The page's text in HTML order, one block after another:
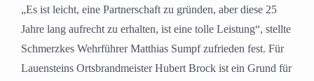
„Es ist leicht, eine Partnerschaft zu gründen, aber diese 25
Jahre lang aufrecht zu erhalten, ist eine tolle Leistung“, stellte
Schmerzkes Wehrführer Matthias Sumpf zufrieden fest. Für
Lauensteins Ortsbrandmeister Hubert Brock ist ein Grund für